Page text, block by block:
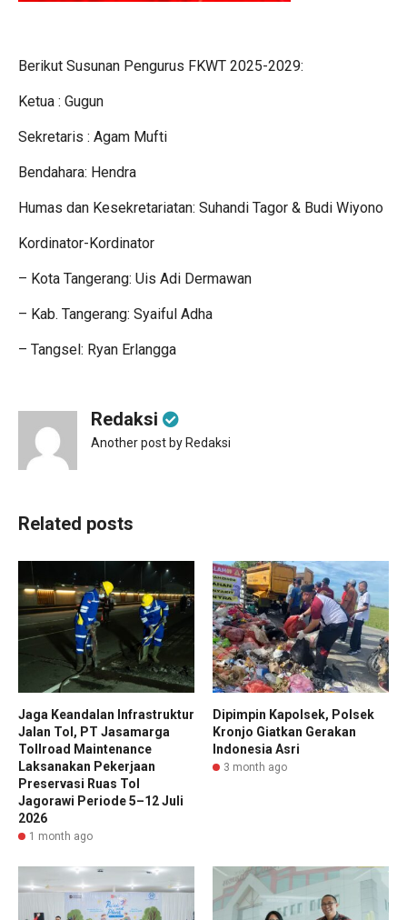
Berikut Susunan Pengurus FKWT 2025-2029:
Ketua : Gugun
Sekretaris : Agam Mufti
Bendahara: Hendra
Humas dan Kesekretariatan: Suhandi Tagor & Budi Wiyono
Kordinator-Kordinator
– Kota Tangerang: Uis Adi Dermawan
– Kab. Tangerang: Syaiful Adha
– Tangsel: Ryan Erlangga
Redaksi
Another post by Redaksi
Related posts
Jaga Keandalan Infrastruktur
Jalan Tol, PT Jasamarga
Tollroad Maintenance
Laksanakan Pekerjaan
Preservasi Ruas Tol
Jagorawi Periode 5–12 Juli
2026
1 month ago
Dipimpin Kapolsek, Polsek
Kronjo Giatkan Gerakan
Indonesia Asri
3 month ago